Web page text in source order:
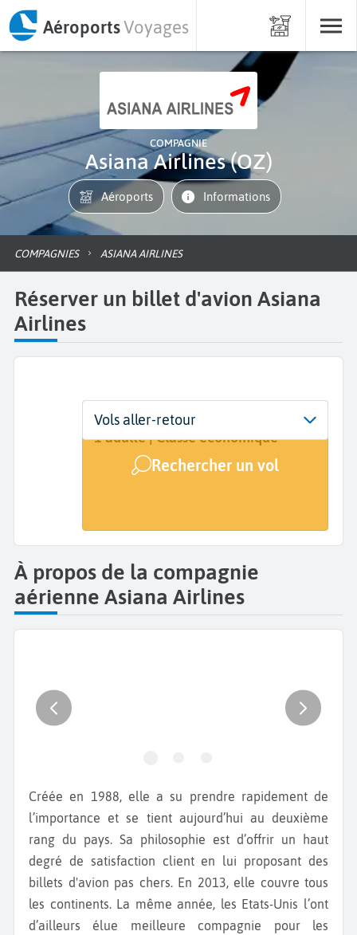
AéroportsVoyages
COMPAGNIE
Asiana Airlines (OZ)
Aéroports informations
COMPAGNIES ASIANA AIRLINES
Réserver un billet d'avion Asiana
Airlines
Départ
De...
Dates
Dates de votre voyage
Voyageurs | Classe
1 adulte | Classe économique
Rechercher un vol
Vols aller-retour
À propos de la compagnie
aérienne Asiana Airlines
Créée en 1988, elle a su prendre rapidement de
l’importance et se tient aujourd’hui au deuxième
rang du pays. Sa philosophie est d’offrir un haut
degré de satisfaction client en lui proposant des
billets d'avion pas chers. En 2013, elle couvre tous
les continents. La même année, les Etats-Unis l’ont
d’ailleurs élue meilleure compagnie pour les